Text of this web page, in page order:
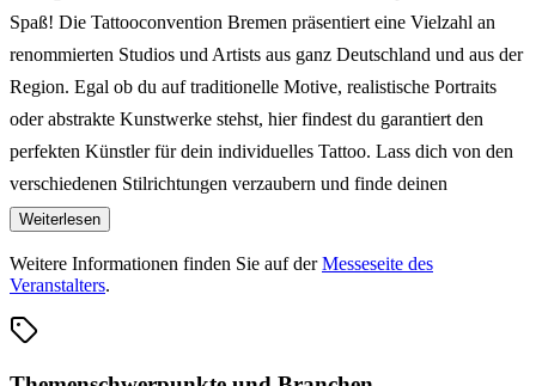
Spaß! Die Tattooconvention Bremen präsentiert eine Vielzahl an
renommierten Studios und Artists aus ganz Deutschland und aus der
Region. Egal ob du auf traditionelle Motive, realistische Portraits
oder abstrakte Kunstwerke stehst, hier findest du garantiert den
perfekten Künstler für dein individuelles Tattoo. Lass dich von den
verschiedenen Stilrichtungen verzaubern und finde deinen
persönlichen Favoriten. Doch nicht nur Tattoos stehen im
ihre Kosten. Entdecke auf der Piercingmesse die neuesten Trends,
lasse dich von professionellen Piercern beraten und finde das
passende Schmuckstück für deine individuelle Körpermodifikation.
Ein Highlight der Tattoo-Convention Bremen ist der Tattoo Contest,
Weiterlesen
Weitere Informationen finden Sie auf derMesseseite des
Veranstalters.